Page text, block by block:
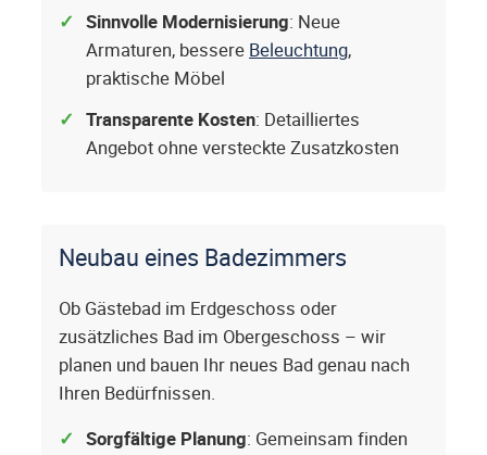
Sinnvolle Modernisierung: Neue
Armaturen, bessere Beleuchtung,
praktische Möbel
Transparente Kosten: Detailliertes
Angebot ohne versteckte Zusatzkosten
Neubau eines Badezimmers
Ob Gästebad im Erdgeschoss oder
zusätzliches Bad im Obergeschoss – wir
planen und bauen Ihr neues Bad genau nach
Ihren Bedürfnissen.
Sorgfältige Planung: Gemeinsam finden